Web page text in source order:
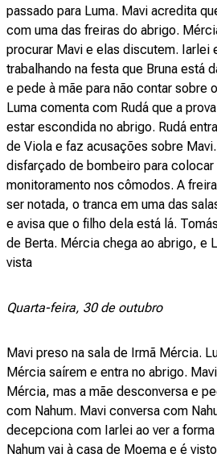
passado para Luma. Mavi acredita
com uma das freiras do abrigo.
procurar Mavi e elas discutem. Iarlei
trabalhando na festa que Bruna está
e pede à mãe para não contar sobre
Luma comenta com Rudá que a
estar escondida no abrigo. Rudá
de Viola e faz acusações sobre
disfarçado de bombeiro para colocar
monitoramento nos cômodos. A
ser notada, o tranca em uma das
e avisa que o filho dela está lá.
de Berta. Mércia chega ao abrigo, e
vista
Quarta-feira, 30 de outubro
Mavi preso na sala de Irmã Mércia.
Mércia saírem e entra no abrigo.
Mércia, mas a mãe desconversa e
com Nahum. Mavi conversa com
decepciona com Iarlei ao ver a
Nahum vai à casa de Moema e é